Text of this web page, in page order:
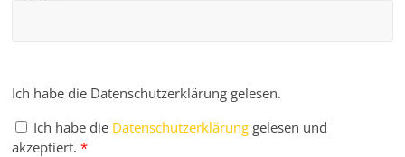
Ich habe die Datenschutzerklärung gelesen.
Ich habe die Datenschutzerklärung gelesen und
akzeptiert. *